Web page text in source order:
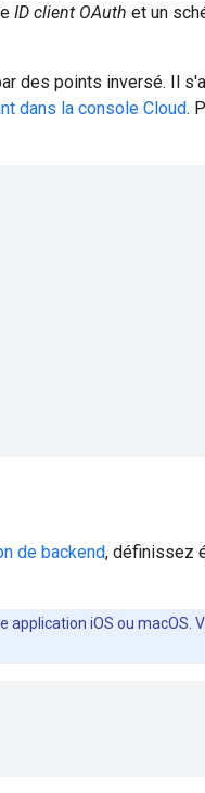
ID client OAuth et un
des points inversé. Il
dans la console Cloud.
de backend, définissez
application iOS ou macOS.